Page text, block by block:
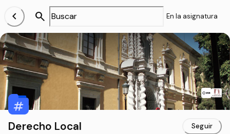
chevron_left search En la asignatura
Derecho Local Seguir